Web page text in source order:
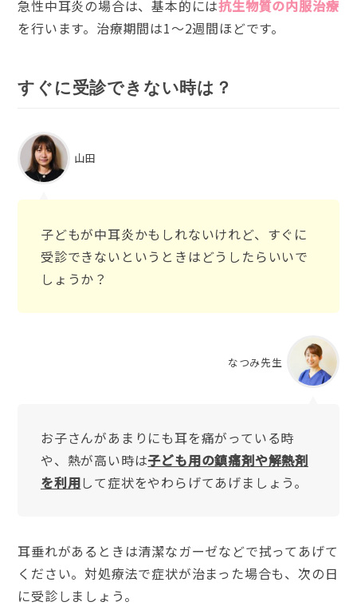
急性中耳炎の場合は、基本的には抗生物質の内服治療
を行います。治療期間は1～2週間ほどです。
すぐに受診できない時は？
山田
子どもが中耳炎かもしれないけれど、すぐに
受診できないというときはどうしたらいいで
しょうか？
なつみ先生
お子さんがあまりにも耳を痛がっている時
や、熱が高い時は子ども用の鎮痛剤や解熱剤
を利用して症状をやわらげてあげましょう。
耳垂れがあるときは清潔なガーゼなどで拭ってあげて
ください。対処療法で症状が治まった場合も、次の日
に受診しましょう。